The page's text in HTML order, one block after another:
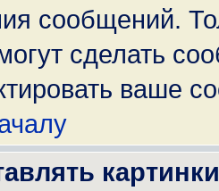
сообщений.
сделать
ваше